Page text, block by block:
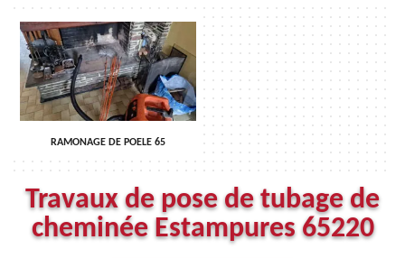
RAMONAGE DE POELE 65
Travaux de pose de tubage de
cheminée Estampures 65220